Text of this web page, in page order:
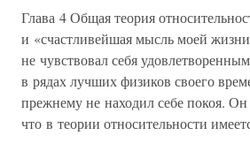
Глава 4 Общая теория
и «счастливейшая мысль моей
не чувствовал себя
в рядах лучших физиков своего
прежнему не находил себе покоя.
что в теории относительности